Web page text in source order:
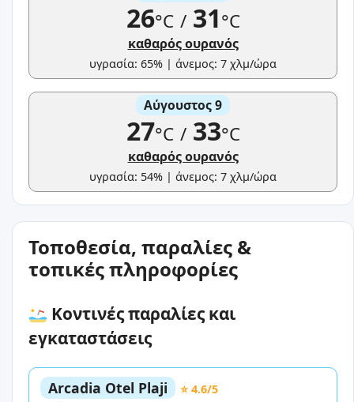
26°C /31°C
καθαρός ουρανός
υγρασία: 65% | άνεμος: 7 χλμ/ώρα
Αύγουστος 9
27°C /33°C
καθαρός ουρανός
υγρασία: 54% | άνεμος: 7 χλμ/ώρα
Τοποθεσία, παραλίες &
τοπικές πληροφορίες
Κοντινές παραλίες και
εγκαταστάσεις
Arcadia Otel Plaji
⭐ 4.6/5